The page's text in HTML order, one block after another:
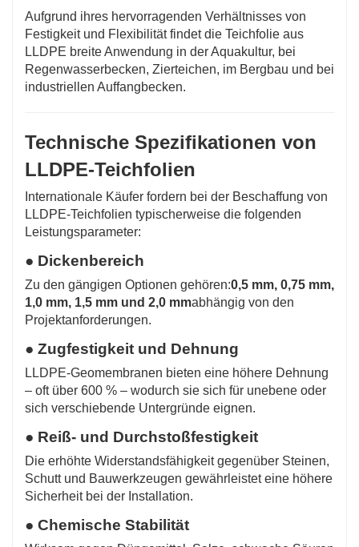
Aufgrund ihres hervorragenden Verhältnisses von
Festigkeit und Flexibilität findet die Teichfolie aus
LLDPE breite Anwendung in der Aquakultur, bei
Regenwasserbecken, Zierteichen, im Bergbau und bei
industriellen Auffangbecken.
Technische Spezifikationen von
LLDPE-Teichfolien
Internationale Käufer fordern bei der Beschaffung von
LLDPE-Teichfolien typischerweise die folgenden
Leistungsparameter:
● Dickenbereich
Zu den gängigen Optionen gehören:0,5 mm, 0,75 mm,
1,0 mm, 1,5 mm und 2,0 mmabhängig von den
Projektanforderungen.
● Zugfestigkeit und Dehnung
LLDPE-Geomembranen bieten eine höhere Dehnung
– oft über 600 % – wodurch sie sich für unebene oder
sich verschiebende Untergründe eignen.
● Reiß- und Durchstoßfestigkeit
Die erhöhte Widerstandsfähigkeit gegenüber Steinen,
Schutt und Bauwerkzeugen gewährleistet eine höhere
Sicherheit bei der Installation.
● Chemische Stabilität